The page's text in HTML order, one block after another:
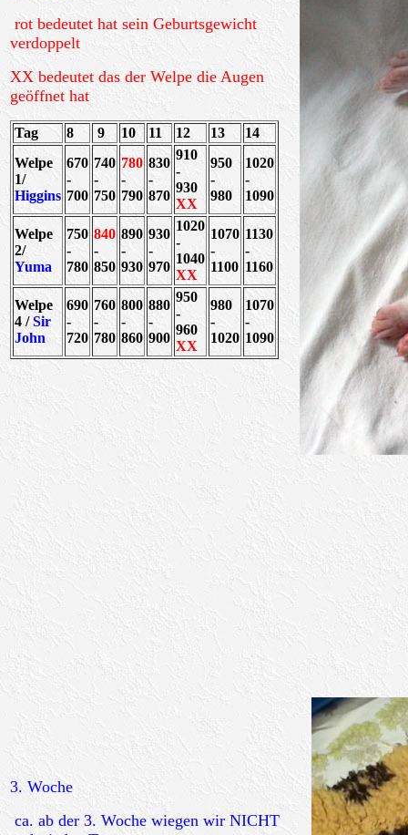
rot bedeutet hat sein Geburtsgewicht
verdoppelt
XX bedeutet das der Welpe die Augen
geöffnet hat
Tag 8 9 10 11 12 13
14
Welpe
1/
Higgins
670
-
700
740
-
750
780
-
790
830
-
870
910
-
930
XX
950
-
980
1020
-
1090
Welpe
2/
Yuma
750
-
780
840
-
850
890
-
930
930
-
970
1020
-
1040
XX
1070
-
1100
1130
-
1160
Welpe
4 /Sir
John
690
-
720
760
-
780
800
-
860
880
-
900
950
-
960
XX
980
-
1020
1070
-
1090
3. Woche
ca. ab der 3. Woche wiegen wir NICHT